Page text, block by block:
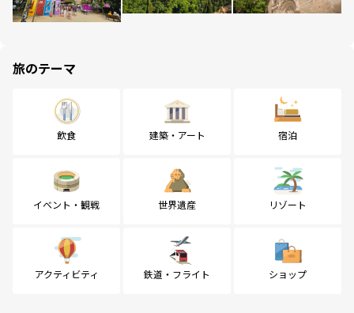
旅のテーマ
飲食 建築・アート 宿泊
イベント・観戦 世界遺産 リゾート
アクティビティ 鉄道・フライト ショップ